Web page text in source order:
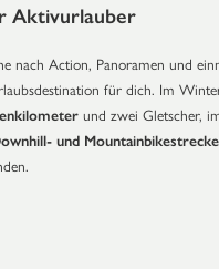
Aktivurlauber
nach Action, Panoramen und
für dich. Im
und zwei Gletscher,
und